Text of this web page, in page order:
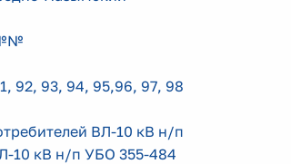
№№
92, 93, 94, 95,96, 97, 98
ВЛ-10 кВ н/п
10 кВ н/п УБО 355-484